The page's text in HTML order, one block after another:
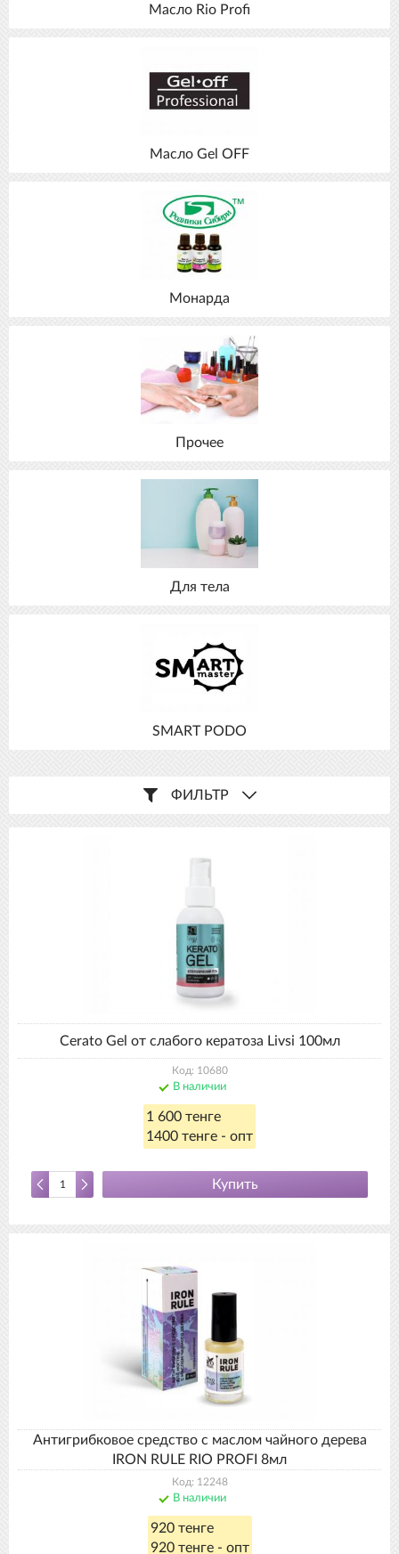
Масло Rio Profi
Масло Gel OFF
Монарда
Прочее
Для тела
SMART PODO
ФИЛЬТР
Cerato Gel от слабого кератоза Livsi 100мл
Код: 10680
В наличии
1 600 тенге
1400 тенге - опт
Купить
Антигрибковое средство с маслом чайного дерева
IRON RULE RIO PROFI 8мл
Код: 12248
В наличии
920 тенге
920 тенге - опт